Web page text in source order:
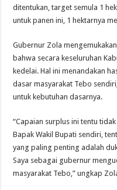
ditentukan, target semula 1
untuk panen ini, 1 hektarnya
Gubernur Zola
bahwa secara keseluruhan
kedelai. Hal ini menandakan
dasar masyarakat Tebo
untuk kebutuhan dasarnya.
“Capaian surplus ini tentu
Bapak Wakil Bupati sendiri,
yang paling penting adalah
Saya sebagai gubernur
masyarakat Tebo,” ungkap